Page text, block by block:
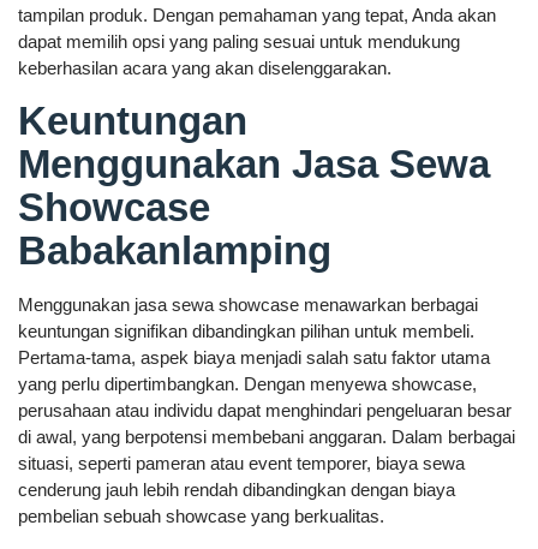
tampilan produk. Dengan pemahaman yang tepat, Anda akan
dapat memilih opsi yang paling sesuai untuk mendukung
keberhasilan acara yang akan diselenggarakan.
Keuntungan
Menggunakan Jasa Sewa
Showcase
Babakanlamping
Menggunakan jasa sewa showcase menawarkan berbagai
keuntungan signifikan dibandingkan pilihan untuk membeli.
Pertama-tama, aspek biaya menjadi salah satu faktor utama
yang perlu dipertimbangkan. Dengan menyewa showcase,
perusahaan atau individu dapat menghindari pengeluaran besar
di awal, yang berpotensi membebani anggaran. Dalam berbagai
situasi, seperti pameran atau event temporer, biaya sewa
cenderung jauh lebih rendah dibandingkan dengan biaya
pembelian sebuah showcase yang berkualitas.